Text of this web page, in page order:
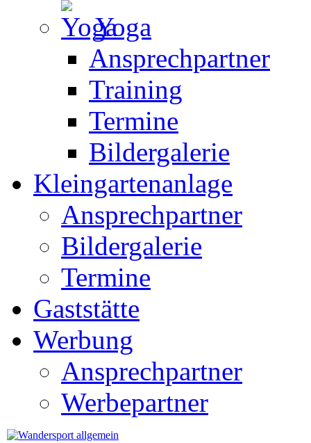
Yoga
Ansprechpartner
Training
Termine
Bildergalerie
Kleingartenanlage
Ansprechpartner
Bildergalerie
Termine
Gaststätte
Werbung
Ansprechpartner
Werbepartner